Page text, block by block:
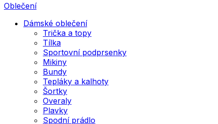
Oblečení
Dámské oblečení
Trička a topy
Tílka
Sportovní podprsenky
Mikiny
Bundy
Tepláky a kalhoty
Šortky
Overaly
Plavky
Spodní prádlo